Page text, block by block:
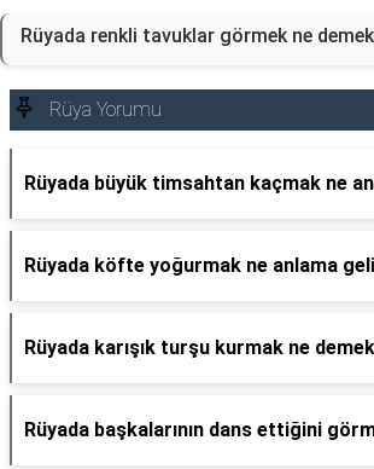
Rüyada renkli tavuklar görmek ne
Rüya Yorumu
Rüyada büyük timsahtan kaçmak ne
Rüyada köfte yoğurmak ne anlama
Rüyada karışık turşu kurmak ne
Rüyada başkalarının dans ettiğini